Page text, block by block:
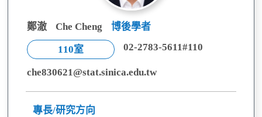
鄭澈 Che Cheng 博後學者
110室 02-2783-5611#110
che830621@stat.sinica.edu.tw
專長/研究方向